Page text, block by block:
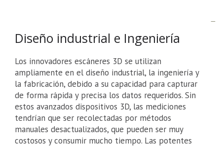
Diseño industrial e Ingeniería
Los innovadores escáneres 3D se utilizan
ampliamente en el diseño industrial, la ingeniería y
la fabricación, debido a su capacidad para capturar
de forma rápida y precisa los datos requeridos. Sin
estos avanzados dispositivos 3D, las mediciones
tendrían que ser recolectadas por métodos
manuales desactualizados, que pueden ser muy
costosos y consumir mucho tiempo. Las potentes